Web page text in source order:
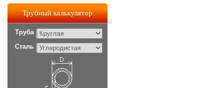
Трубный калькулятор
Труба
Сталь